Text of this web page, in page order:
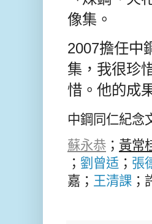
像集。
2007擔任中
集，我很珍
惜。他的成
中鋼同仁紀念
蘇永恭 ； 黃常
； 劉曾适 ； 張
嘉； 王清課